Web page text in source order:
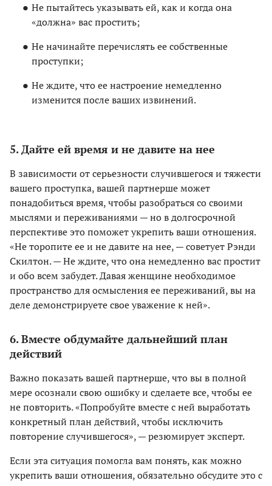
Не пытайтесь указывать ей, как и когда она
«должна» вас простить;
Не начинайте перечислять ее собственные
проступки;
Не ждите, что ее настроение немедленно
изменится после ваших извинений.
5. Дайте ей время и не давите на нее
В зависимости от серьезности случившегося и тяжести
вашего проступка, вашей партнерше может
понадобиться время, чтобы разобраться со своими
мыслями и переживаниями — но в долгосрочной
перспективе это поможет укрепить ваши отношения.
«Не торопите ее и не давите на нее, — советует Рэнди
Скилтон. — Не ждите, что она немедленно вас простит
и обо всем забудет. Давая женщине необходимое
пространство для осмысления ее переживаний, вы на
деле демонстрируете свое уважение к ней».
6. Вместе обдумайте дальнейший план
действий
Важно показать вашей партнерше, что вы в полной
мере осознали свою ошибку и сделаете все, чтобы ее
не повторить. «Попробуйте вместе с ней выработать
конкретный план действий, чтобы исключить
повторение случившегося», — резюмирует эксперт.
Если эта ситуация помогла вам понять, как можно
укрепить ваши отношения, обязательно обсудите это с